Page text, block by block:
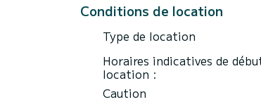
N'hésitez pas à nous contacter
Conditions de location
Type de location
Horaires indicatives de
location :
Caution